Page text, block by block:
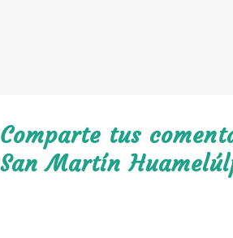
Comparte tus
San Martín